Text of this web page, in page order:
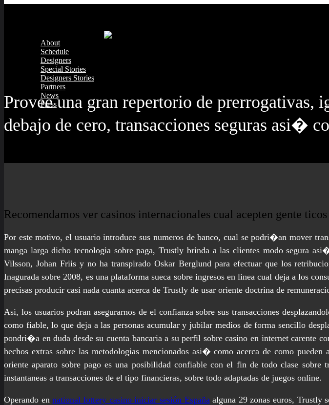
About
Schedule
Designers
Special Stories
Designers Stories
Partners
News
Press
Provee una gran repertorio de prerrogativas,
debajo de cero, transacciones seguras asi�
Recomendamos ver casinos internacionales cual acepten gente
Por este motivo, el usuario introduce sus numeros de banco, cual se podri�an mover
manga larga dicho tecnologia sobre paga, Trustly brinda a las clientes modo segura
Vilsson, Johan Friis y no ha transpirado Oskar Berglund para efectuar que los
Inagurada sobre 2008, es una plataforma sueca sobre ingresos en linea cual deja a los
precisas producir casi nada cuanta acerca de Trustly de usar oriente doctrina de
Asi, los usuarios podran asegurarnos de el confianza sobre sus transacciones
como fiable, lo que deja a las personas acumular y jubilar medios de forma sencillo
pondri�a en duda desde su cuenta bancaria a su perfil sobre casino en internet carente
hechos extras sobre las metodologias mencionados asi� como acerca de como
oriente aparato sobre pago es una posibilidad confiable con el fin de todo clase sobre
instantaneas a transacciones de el tipo financieras, sobre todo adaptadas de juegos online.
Operando ennational lottery casino iniciar sesión España alguna 29 zonas euros, Trustly